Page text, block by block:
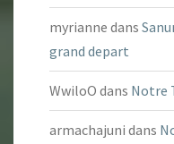
myrianne dans
grand depart
WwiloO dans Notre
armachajuni dans